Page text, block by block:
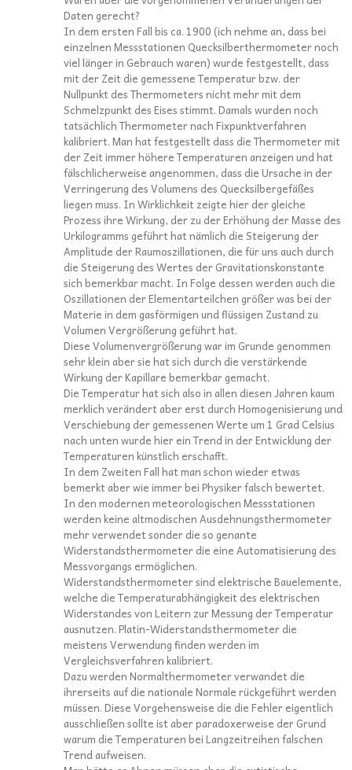
Daten gerecht?
In dem ersten Fall bis ca. 1900 (ich nehme an, dass bei
einzelnen Messstationen Quecksilberthermometer noch
viel länger in Gebrauch waren) wurde festgestellt, dass
mit der Zeit die gemessene Temperatur bzw. der
Nullpunkt des Thermometers nicht mehr mit dem
Schmelzpunkt des Eises stimmt. Damals wurden noch
tatsächlich Thermometer nach Fixpunktverfahren
kalibriert. Man hat festgestellt dass die Thermometer mit
der Zeit immer höhere Temperaturen anzeigen und hat
fälschlicherweise angenommen, dass die Ursache in der
Verringerung des Volumens des Quecksilbergefäßes
liegen muss. In Wirklichkeit zeigte hier der gleiche
Prozess ihre Wirkung, der zu der Erhöhung der Masse des
Urkilogramms geführt hat nämlich die Steigerung der
Amplitude der Raumoszillationen, die für uns auch durch
die Steigerung des Wertes der Gravitationskonstante
sich bemerkbar macht. In Folge dessen werden auch die
Oszillationen der Elementarteilchen größer was bei der
Materie in dem gasförmigen und flüssigen Zustand zu
Volumen Vergrößerung geführt hat.
Diese Volumenvergrößerung war im Grunde genommen
sehr klein aber sie hat sich durch die verstärkende
Wirkung der Kapillare bemerkbar gemacht.
Die Temperatur hat sich also in allen diesen Jahren kaum
merklich verändert aber erst durch Homogenisierung und
Verschiebung der gemessenen Werte um 1 Grad Celsius
nach unten wurde hier ein Trend in der Entwicklung der
Temperaturen künstlich erschafft.
In dem Zweiten Fall hat man schon wieder etwas
bemerkt aber wie immer bei Physiker falsch bewertet.
In den modernen meteorologischen Messstationen
werden keine altmodischen Ausdehnungsthermometer
mehr verwendet sonder die so genante
Widerstandsthermometer die eine Automatisierung des
Messvorgangs ermöglichen.
Widerstandsthermometer sind elektrische Bauelemente,
welche die Temperaturabhängigkeit des elektrischen
Widerstandes von Leitern zur Messung der Temperatur
ausnutzen. Platin-Widerstandsthermometer die
meistens Verwendung finden werden im
Vergleichsverfahren kalibriert.
Dazu werden Normalthermometer verwandet die
ihrerseits auf die nationale Normale rückgeführt werden
müssen. Diese Vorgehensweise die die Fehler eigentlich
ausschließen sollte ist aber paradoxerweise der Grund
warum die Temperaturen bei Langzeitreihen falschen
Trend aufweisen.